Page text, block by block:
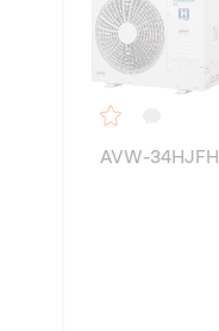
AVW-34HJFH